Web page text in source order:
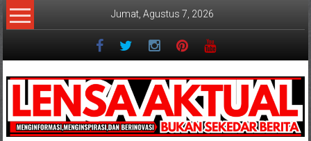
Lompat
ke
Jumat, Agustus 7, 2026